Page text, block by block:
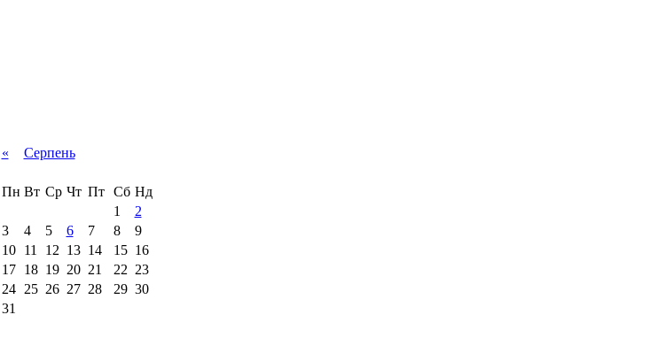
« Серпень
Пн Вт Ср Чт Пт Сб Нд
1
2
3
4 5 6 7 8
9
10
11 12 13 14 15 16
17
18 19 20 21 22 23
24
25 26 27 28 29 30
31